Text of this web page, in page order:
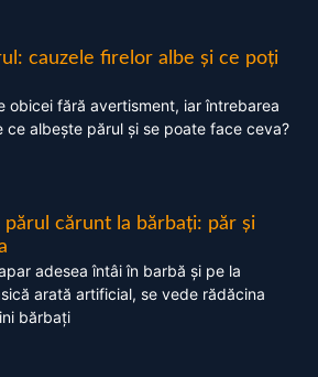
cauzele firelor albe și ce poți
obicei fără avertisment, iar întrebarea
ce albește părul și se poate face ceva?
cărunt la bărbați: păr și
adesea întâi în barbă și pe la
arată artificial, se vede rădăcina
bărbați